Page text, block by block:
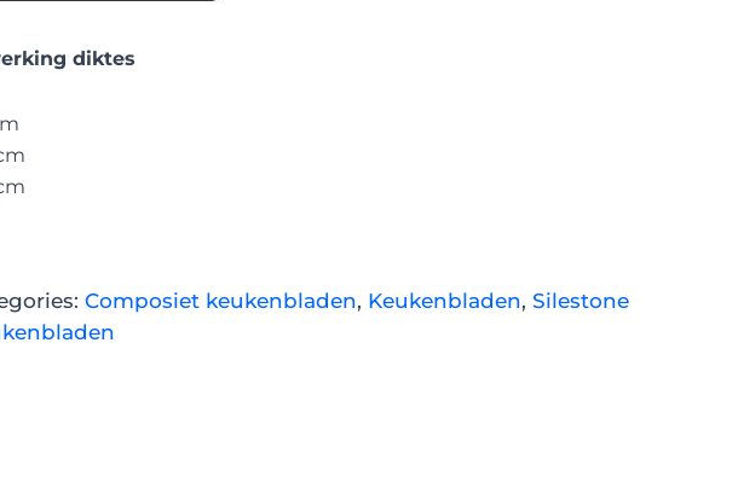
diktes
Composiet keukenbladen, Keukenbladen, Silestone